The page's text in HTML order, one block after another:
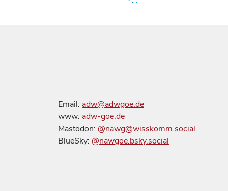
Email: adw@adwgoe.de
www: adw-goe.de
Mastodon: @nawg@wisskomm.social
BlueSky: @nawgoe.bsky.social